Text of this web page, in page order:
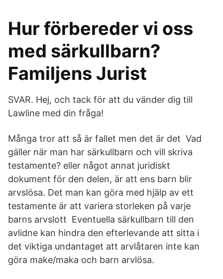
Hur förbereder vi oss
med särkullbarn?
Familjens Jurist
SVAR. Hej, och tack för att du vänder dig till
Lawline med din fråga!
Många tror att så är fallet men det är det Vad
gäller när man har särkullbarn och vill skriva
testamente? eller något annat juridiskt
dokument för den delen, är att ens barn blir
arvslösa. Det man kan göra med hjälp av ett
testamente är att variera storleken på varje
barns arvslott Eventuella särkullbarn till den
avlidne kan hindra den efterlevande att sitta i
det viktiga undantaget att arvlåtaren inte kan
göra make/maka och barn arvlösa.